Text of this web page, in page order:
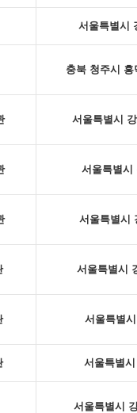
서울특별시
충북 청주시
서울특별시
서울특별시
서울특별시
서울특별시
서울특별
서울특별
서울특별시